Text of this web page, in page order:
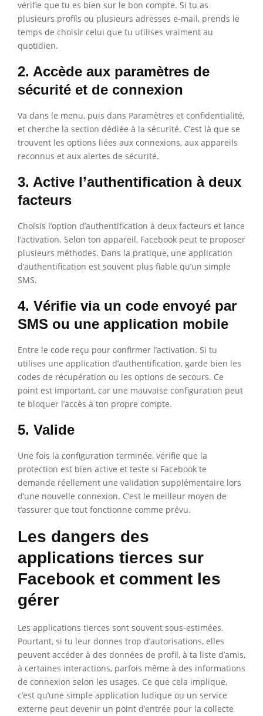
vérifie que tu es bien sur le bon compte. Si tu as
plusieurs profils ou plusieurs adresses e-mail, prends le
temps de choisir celui que tu utilises vraiment au
quotidien.
2. Accède aux paramètres de
sécurité et de connexion
Va dans le menu, puis dans Paramètres et confidentialité,
et cherche la section dédiée à la sécurité. C’est là que se
trouvent les options liées aux connexions, aux appareils
reconnus et aux alertes de sécurité.
3. Active l’authentification à deux
facteurs
Choisis l’option d’authentification à deux facteurs et lance
l’activation. Selon ton appareil, Facebook peut te proposer
plusieurs méthodes. Dans la pratique, une application
d’authentification est souvent plus fiable qu’un simple
SMS.
4. Vérifie via un code envoyé par
SMS ou une application mobile
Entre le code reçu pour confirmer l’activation. Si tu
utilises une application d’authentification, garde bien les
codes de récupération ou les options de secours. Ce
point est important, car une mauvaise configuration peut
te bloquer l’accès à ton propre compte.
5. Valide
Une fois la configuration terminée, vérifie que la
protection est bien active et teste si Facebook te
demande réellement une validation supplémentaire lors
d’une nouvelle connexion. C’est le meilleur moyen de
t’assurer que tout fonctionne comme prévu.
Les dangers des
applications tierces sur
Facebook et comment les
gérer
Les applications tierces sont souvent sous-estimées.
Pourtant, si tu leur donnes trop d’autorisations, elles
peuvent accéder à des données de profil, à ta liste d’amis,
à certaines interactions, parfois même à des informations
de connexion selon les usages. Ce que cela implique,
c’est qu’une simple application ludique ou un service
externe peut devenir un point d’entrée pour la collecte